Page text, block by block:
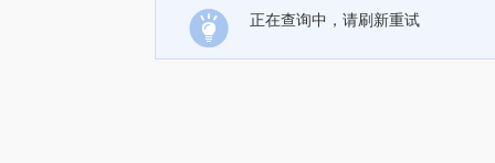
正在查询中，请刷新重试